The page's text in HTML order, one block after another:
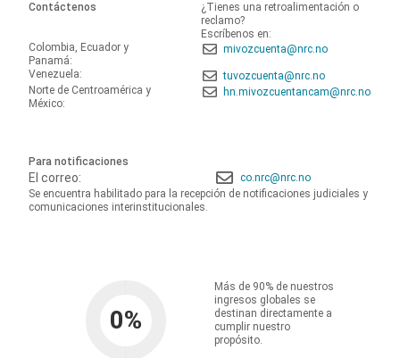
Contáctenos
¿Tienes una retroalimentación o
reclamo?
Escríbenos en:
Colombia, Ecuador y
Panamá:
mivozcuenta@nrc.no
Venezuela:
tuvozcuenta@nrc.no
Norte de Centroamérica y
México:
hn.mivozcuentancam@nrc.no
Para notificaciones
El correo:
co.nrc@nrc.no
Se encuentra habilitado para la recepción de notificaciones judiciales y
comunicaciones interinstitucionales.
0%
Más de 90% de nuestros
ingresos globales se
destinan directamente a
cumplir nuestro
propósito.